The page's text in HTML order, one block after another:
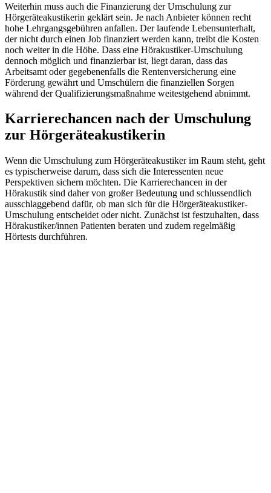
Weiterhin muss auch die Finanzierung der Umschulung zur
Hörgeräteakustikerin geklärt sein. Je nach Anbieter können recht
hohe Lehrgangsgebühren anfallen. Der laufende Lebensunterhalt,
der nicht durch einen Job finanziert werden kann, treibt die Kosten
noch weiter in die Höhe. Dass eine Hörakustiker-Umschulung
dennoch möglich und finanzierbar ist, liegt daran, dass das
Arbeitsamt oder gegebenenfalls die Rentenversicherung eine
Förderung gewährt und Umschülern die finanziellen Sorgen
während der Qualifizierungsmaßnahme weitestgehend abnimmt.
Karrierechancen nach der Umschulung
zur Hörgeräteakustikerin
Wenn die Umschulung zum Hörgeräteakustiker im Raum steht, geht
es typischerweise darum, dass sich die Interessenten neue
Perspektiven sichern möchten. Die Karrierechancen in der
Hörakustik sind daher von großer Bedeutung und schlussendlich
ausschlaggebend dafür, ob man sich für die Hörgeräteakustiker-
Umschulung entscheidet oder nicht. Zunächst ist festzuhalten, dass
Hörakustiker/innen Patienten beraten und zudem regelmäßig
Hörtests durchführen.